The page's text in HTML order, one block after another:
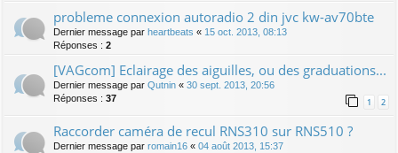
probleme connexion autoradio 2 din jvc kw-av70bte
Dernier message par heartbeats « 15 oct. 2013, 08:13
Réponses : 2
[VAGcom] Eclairage des aiguilles, ou des graduations...
Dernier message par Qutnin « 30 sept. 2013, 20:56
Réponses : 37 1 2
Raccorder caméra de recul RNS310 sur RNS510 ?
Dernier message par romain16 « 04 août 2013, 15:37